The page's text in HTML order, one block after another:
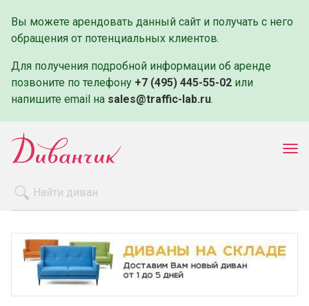
Вы можете арендовать данный сайт и получать с него
обращения от потенциальных клиентов.
Для получения подробной информации об аренде
позвоните по телефону +7 (495) 445-55-02 или
напишите email на sales@traffic-lab.ru.
Оплата и доставка
Контакты